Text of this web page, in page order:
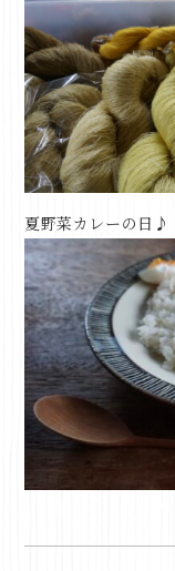
夏野菜カレーの日♪